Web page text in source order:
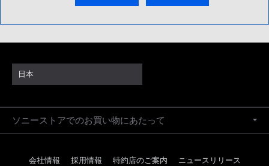
日本
ソニーストアでのお買い物にあたって
会社情報 採用情報 特約店のご案内
ニュースリリース